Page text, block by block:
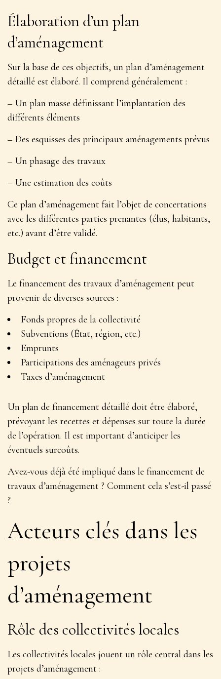
Élaboration d’un plan
d’aménagement
Sur la base de ces objectifs, un plan d’aménagement
détaillé est élaboré. Il comprend généralement :
– Un plan masse définissant l’implantation des
différents éléments
– Des esquisses des principaux aménagements prévus
– Un phasage des travaux
– Une estimation des coûts
Ce plan d’aménagement fait l’objet de concertations
avec les différentes parties prenantes (élus, habitants,
etc.) avant d’être validé.
Budget et financement
Le financement des travaux d’aménagement peut
provenir de diverses sources :
Fonds propres de la collectivité
Subventions (État, région, etc.)
Emprunts
Participations des aménageurs privés
Taxes d’aménagement
Un plan de financement détaillé doit être élaboré,
prévoyant les recettes et dépenses sur toute la durée
de l’opération. Il est important d’anticiper les
éventuels surcoûts.
Avez-vous déjà été impliqué dans le financement de
travaux d’aménagement ? Comment cela s’est-il passé
?
Acteurs clés dans les
projets
d’aménagement
Rôle des collectivités locales
Les collectivités locales jouent un rôle central dans les
projets d’aménagement :